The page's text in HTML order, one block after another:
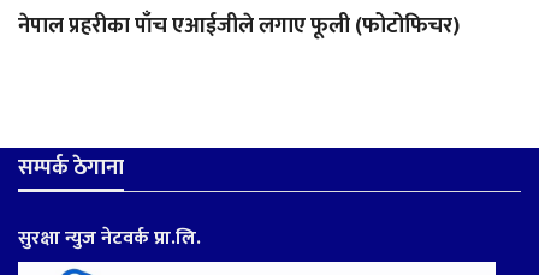
नेपाल प्रहरीका पाँच एआईजीले लगाए फूली (फोटोफिचर)
सम्पर्क ठेगाना
सुरक्षा न्युज नेटवर्क प्रा.लि.